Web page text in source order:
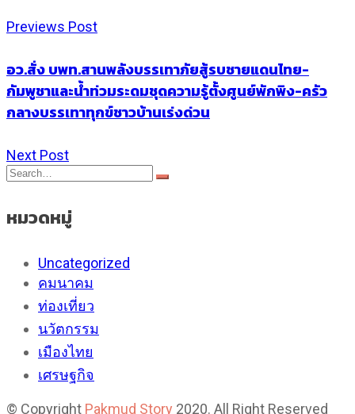
Previews Post
อว.สั่ง บพท.สานพลังบรรเทาภัยสู้รบชายแดนไทย-
กัมพูชาและน้ำท่วมระดมชุดความรู้ตั้งศูนย์พักพิง-ครัว
กลางบรรเทาทุกข์ชาวบ้านเร่งด่วน
Next Post
หมวดหมู่
Uncategorized
คมนาคม
ท่องเที่ยว
นวัตกรรม
เมืองไทย
เศรษฐกิจ
© Copyright Pakmud Story 2020. All Right Reserved